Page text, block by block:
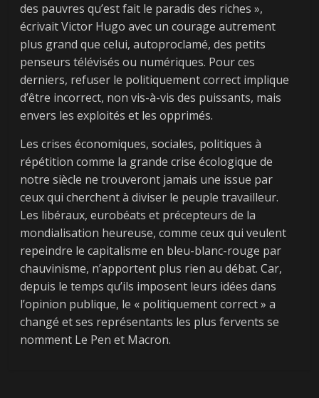
des pauvres qu’est fait le paradis des riches »,
écrivait Victor Hugo avec un courage autrement
plus grand que celui, autoproclamé, des petits
penseurs télévisés ou numériques. Pour ces
derniers, refuser le politiquement correct implique
d’être incorrect, non vis-à-vis des puissants, mais
envers les exploités et les opprimés.
Les crises économiques, sociales, politiques à
répétition comme la grande crise écologique de
notre siècle ne trouveront jamais une issue par
ceux qui cherchent à diviser le peuple travailleur.
Les libéraux, eurobéats et précepteurs de la
mondialisation heureuse, comme ceux qui veulent
repeindre le capitalisme en bleu-blanc-rouge par
chauvinisme, n’apportent plus rien au débat. Car,
depuis le temps qu’ils imposent leurs idées dans
l’opinion publique, le « politiquement correct » a
changé et ses représentants les plus fervents se
nomment Le Pen et Macron.
Next →
[Vidéo] La « vie
courante »